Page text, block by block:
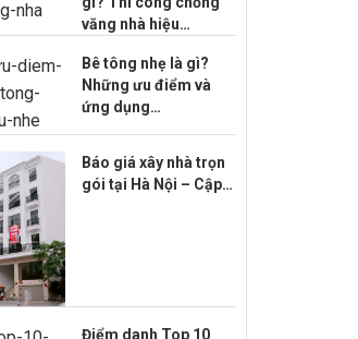
văng nhà hiệu…
Bê tông nhẹ là gì?
Những ưu điểm và
ứng dụng…
Báo giá xây nhà trọn
gói tại Hà Nội – Cập…
Điểm danh Top 10